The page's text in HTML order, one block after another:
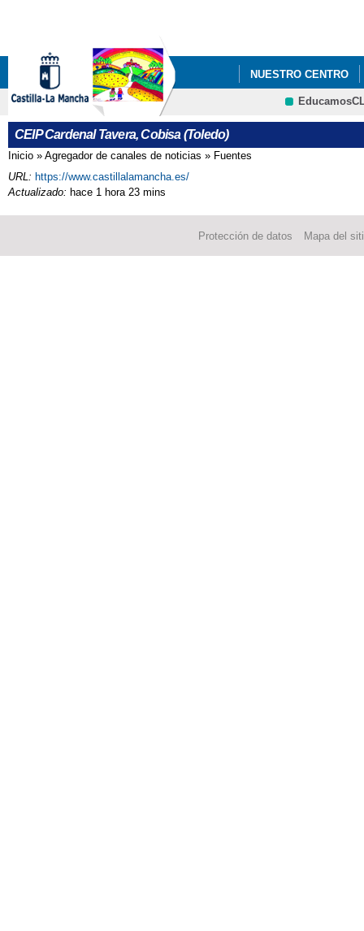
NUESTRO CENTRO
BANDA SONORA
CEIP Cardenal Tavera, Cobisa (Toledo)
Se encuentra usted aquí
Inicio » Agregador de canales de noticias » Fuentes
URL: https://www.castillalamancha.es/
Actualizado: hace 1 hora 23 mins
Protección de datos Mapa del